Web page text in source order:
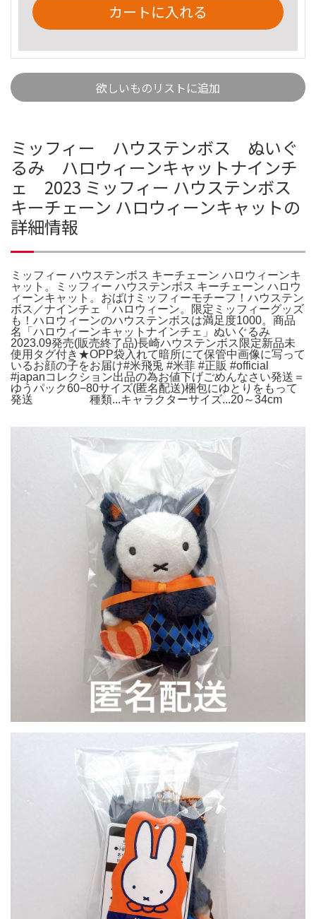
カートに入れる
欲しいものリストに追加
ミッフィー ハウステンボス ぬいぐ
るみ ハロウィーンキャットナインチ
ェ 2023 ミッフィー ハウステンボス
キーチェーン ハロウィーンキャットの
詳細情報
ミッフィー ハウステンボス キーチェーン ハロウィーンキ
ャット。ミッフィー ハウステンボス キーチェーン ハロウ
ィーンキャット。おばけミッフィーモチーフ！ハウステン
ボス／ナインチェ「ハロウィーン。限定ミッフィーグッズ
も！ハロウィーンのハウステンボスは満足度1000。商品
名「ハロウィーンキャットナインチェ」ぬいぐるみ
2023.09発売(販売終了品)長崎ハウステンボス限定新品未
使用タグ付き★OPP袋入れて暗所にて保管中画像に写って
いるお顔の子をお届け#米飛兎 #米菲 #正販 #official
#japanコレクション出品の為お値下げごめんなさい発送＝
ゆうパック60−80サイズ(匿名配送)梱包にゆとりをもって
発送 種類...キャラクターサイズ...20～34cm